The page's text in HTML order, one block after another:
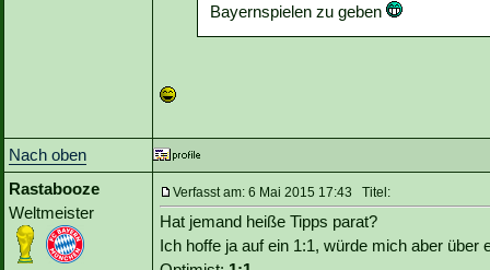
Bayernspielen zu geben
Nach oben
Rastabooze
Weltmeister
Verfasst am: 6 Mai 2015 17:43 Titel:
Hat jemand heiße Tipps parat?
Ich hoffe ja auf ein 1:1, würde mich aber